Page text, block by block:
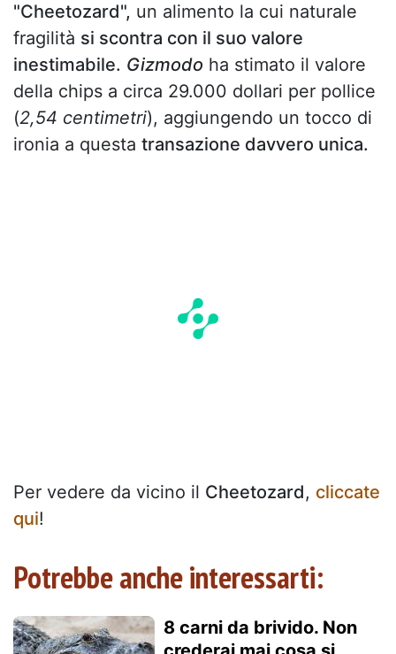
"Cheetozard", un alimento la cui naturale
fragilità si scontra con il suo valore
inestimabile. Gizmodo ha stimato il valore
della chips a circa 29.000 dollari per pollice
(2,54 centimetri), aggiungendo un tocco di
ironia a questa transazione davvero unica.
Per vedere da vicino il Cheetozard, cliccate
qui!
Potrebbe anche interessarti:
8 carni da brivido. Non